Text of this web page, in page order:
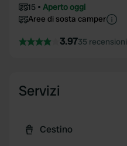
15
Aperto oggi
Aree di sosta camper
3.9735 recensioni
Servizi
Cestino